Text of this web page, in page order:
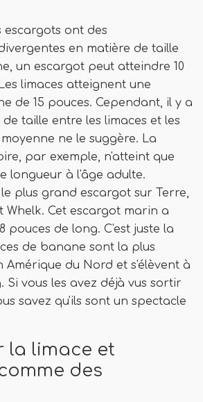
escargots ont des
en matière de taille
un escargot peut atteindre 10
limaces atteignent une
de 15 pouces. Cependant, il y a
taille entre les limaces et les
ne le suggère. La
par exemple, n'atteint que
longueur à l'âge adulte.
plus grand escargot sur Terre,
Whelk. Cet escargot marin a
pouces de long. C'est juste la
de banane sont la plus
Amérique du Nord et s'élèvent à
Si vous les avez déjà vus sortir
savez qu'ils sont un spectacle
la limace et
des